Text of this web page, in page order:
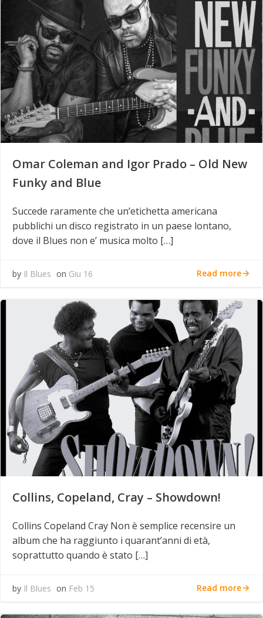
Omar Coleman and Igor Prado – Old New
Funky and Blue
Succede raramente che un’etichetta americana
pubblichi un disco registrato in un paese lontano,
dove il Blues non e’ musica molto […]
by Il Blues on Giu 16 Read more
Collins, Copeland, Cray – Showdown!
Collins Copeland Cray Non è semplice recensire un
album che ha raggiunto i quarant’anni di età,
soprattutto quando è stato […]
by Il Blues on Feb 15 Read more